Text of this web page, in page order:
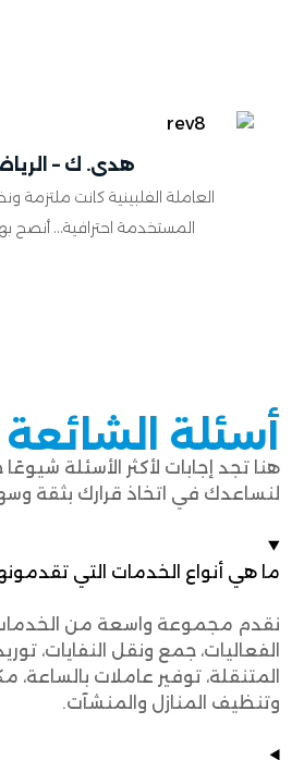
هدى. ك –
العاملة الفلبينية كانت ملتزمة
المستخدمة احترافية… أنصح
أسئلة الشائعة
هنا تجد إجابات لأكثر الأسئلة
لنساعدك في اتخاذ قرارك بثقة
ما هي أنواع الخدمات التي
نقدم مجموعة واسعة من
الفعاليات، جمع ونقل النفايات،
المتنقلة، توفير عاملات بالساعة،
وتنظيف المنازل والمنشآت.